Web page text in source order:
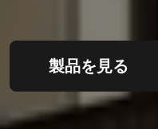
製品を見る